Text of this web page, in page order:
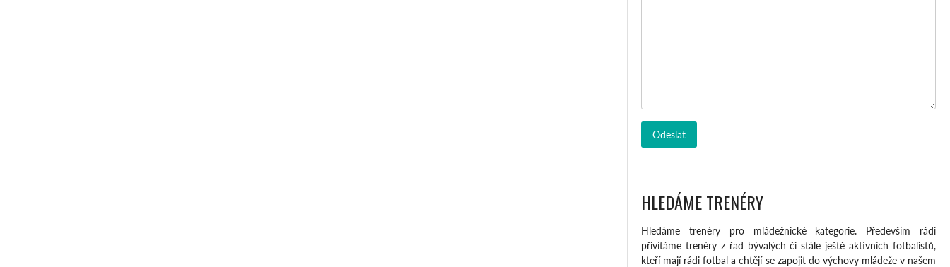
HLEDÁME TRENÉRY
Hledáme trenéry pro mládežnické kategorie. Především rádi
přivítáme trenéry z řad bývalých či stále ještě aktivních fotbalistů,
kteří mají rádi fotbal a chtějí se zapojit do výchovy mládeže v našem